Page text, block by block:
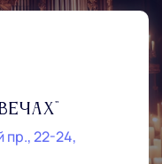
пр., 22-24,